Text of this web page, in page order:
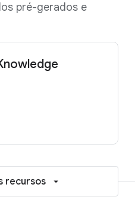
pré-gerados e
recursos